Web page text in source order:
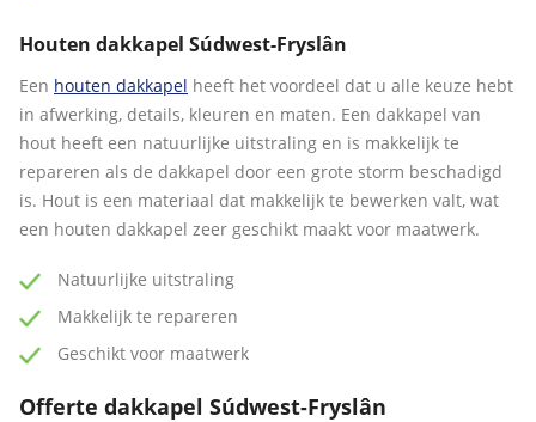
Houten dakkapel Súdwest-Fryslân
Een houten dakkapel heeft het voordeel dat u alle keuze hebt
in afwerking, details, kleuren en maten. Een dakkapel van
hout heeft een natuurlijke uitstraling en is makkelijk te
repareren als de dakkapel door een grote storm beschadigd
is. Hout is een materiaal dat makkelijk te bewerken valt, wat
een houten dakkapel zeer geschikt maakt voor maatwerk.
Natuurlijke uitstraling
Makkelijk te repareren
Geschikt voor maatwerk
Offerte dakkapel Súdwest-Fryslân